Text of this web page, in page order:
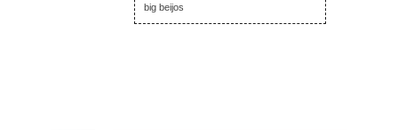
big beijos